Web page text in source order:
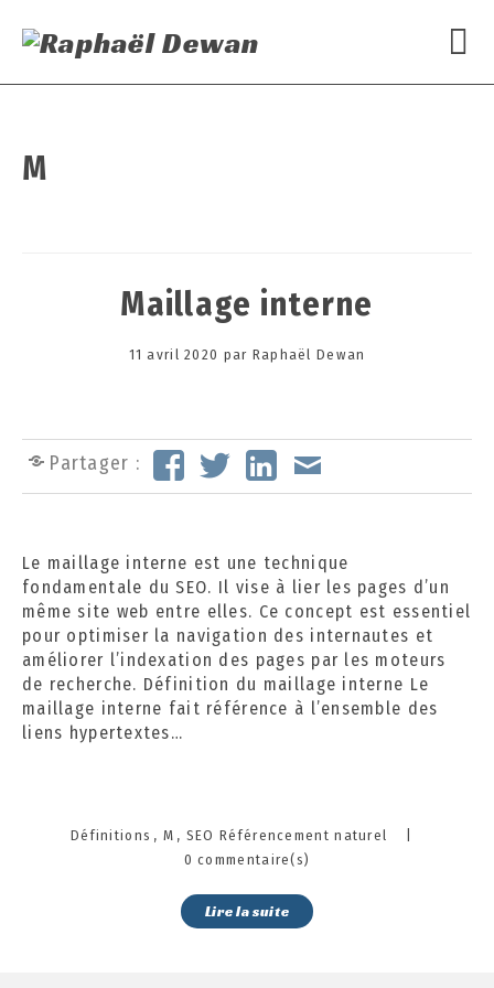
M
Maillage interne
Posted
11 avril 2020 3
p
t
r
e
2
0
2
4
par Raphaël Dewan
Partager :
Le maillage interne est une technique
fondamentale du SEO. Il vise à lier les pages d’un
même site web entre elles. Ce concept est essentiel
pour optimiser la navigation des internautes et
améliorer l’indexation des pages par les moteurs
de recherche. Définition du maillage interne Le
maillage interne fait référence à l’ensemble des
liens hypertextes…
Categories
Définitions M SEO Référencement naturel
0 commentaire(s)
Lire la suite